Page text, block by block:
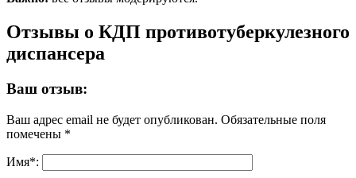
Отзывы о КДП противотуберкулезного
диспансера
Ваш отзыв:
Ваш адрес email не будет опубликован. Обязательные поля
помечены *
Имя*: